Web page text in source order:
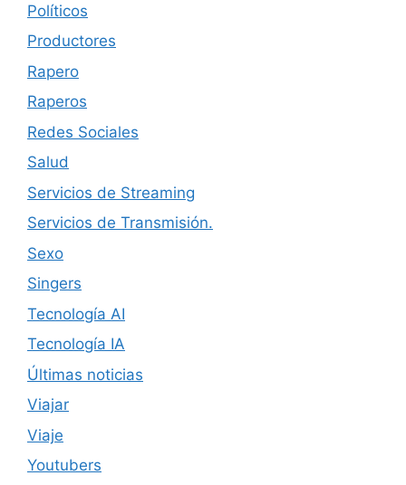
Políticos
Productores
Rapero
Raperos
Redes Sociales
Salud
Servicios de Streaming
Servicios de Transmisión.
Sexo
Singers
Tecnología AI
Tecnología IA
Últimas noticias
Viajar
Viaje
Youtubers